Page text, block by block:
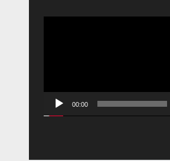
00:00